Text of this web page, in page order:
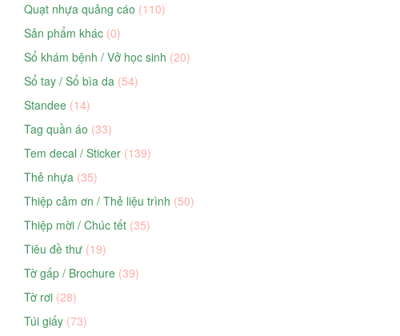
Quạt nhựa quảng cáo (110)
Sản phẩm khác (0)
Sổ khám bệnh / Vở học sinh (20)
Sổ tay / Sổ bìa da (54)
Standee (14)
Tag quần áo (33)
Tem decal / Sticker (139)
Thẻ nhựa (35)
Thiệp cảm ơn / Thẻ liệu trình (50)
Thiệp mời / Chúc tết (35)
Tiêu đề thư (19)
Tờ gấp / Brochure (39)
Tờ rơi (28)
Túi giấy (73)